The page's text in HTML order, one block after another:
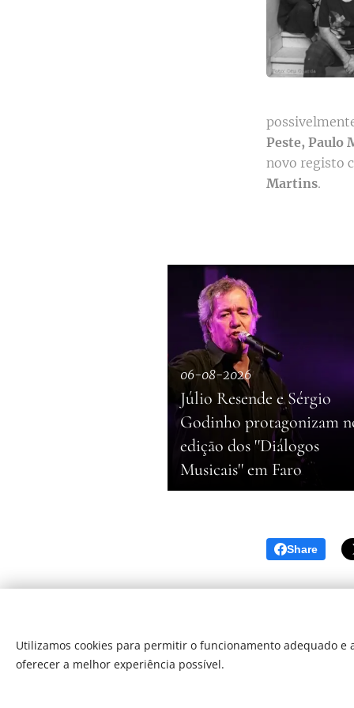
Peste, Paulo
novo registo
Martins.
06-08-2026
Júlio Resende e Sérgio
Godinho protagonizam
edição dos ''Diálogos
Musicais'' em Faro
Share
Utilizamos cookies para permitir o funcionamento adequado e
oferecer a melhor experiência possível.